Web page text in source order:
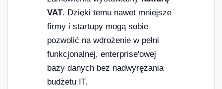
VAT. Dzięki temu nawet mniejsze
firmy i startupy mogą sobie
pozwolić na wdrożenie w pełni
funkcjonalnej, enterprise'owej
bazy danych bez nadwyrężania
budżetu IT.